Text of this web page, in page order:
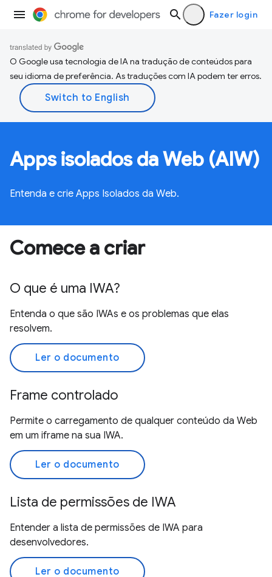
Fazer login
O Google usa tecnologia de IA na tradução de conteúdos para
seu idioma de preferência. As traduções com IA podem ter erros.
Apps isolados da Web (AIW)
Entenda e crie Apps Isolados da Web.
Comece a criar
O que é uma IWA?
Entenda o que são IWAs e os problemas que elas
resolvem.
Ler o documento
Frame controlado
Permite o carregamento de qualquer conteúdo da Web
em um iframe na sua IWA.
Ler o documento
Lista de permissões de IWA
Entender a lista de permissões de IWA para
desenvolvedores.
Ler o documento